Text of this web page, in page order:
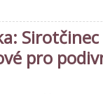
Sirotčinec
pro